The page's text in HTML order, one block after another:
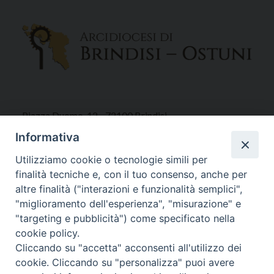
Piazza Duomo, 12 - 72100 Brindisi
Tel 0831.521958
Fax 0831.528315
Orari Curia
Mar. / Mer. / Giov. ore 9 - 13
nei mesi estivi solo Martedì ore 9 - 13
Informativa
Utilizziamo cookie o tecnologie simili per
finalità tecniche e, con il tuo consenso, anche per
altre finalità ("interazioni e funzionalità semplici",
"miglioramento dell'esperienza", "misurazione" e
"targeting e pubblicità") come specificato nella
cookie policy.
Cliccando su "accetta" acconsenti all'utilizzo dei
cookie. Cliccando su "personalizza" puoi avere